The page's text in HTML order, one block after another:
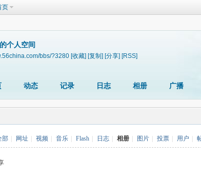
页
个人空间
bbs/?3280 [收藏] [复制] [分享] [RSS]
动态 记录 日志 相册 广播
部 网址 视频 音乐 Flash 日志 相册 图片 投票 用户